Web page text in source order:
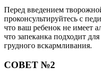
Перед введением
проконсультируйтесь с
что ваш ребенок не имеет
что запеканка подходит
грудного вскармливания.
СОВЕТ №2